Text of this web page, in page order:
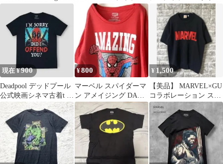
ャツ
レー L
現在 ¥900
Deadpool デッドプール
公式映画シネマ古着t メ
ンズ ブラックL
¥800
マーベル スパイダーマ
ン アメイジング DAD
Tシャツ XL レッド 赤
古着
¥ 1,500
【美品】 MARVEL×GU
コラボレーション スウ
ェットTシャツトレー
ナー